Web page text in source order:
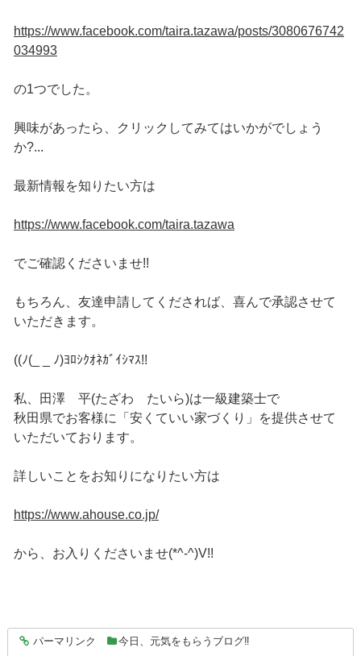
https://www.facebook.com/taira.tazawa/posts/3080676742
034993
の1つでした。
興味があったら、クリックしてみてはいかがでしょう
か?...
最新情報を知りたい方は
https://www.facebook.com/taira.tazawa
でご確認くださいませ!!
もちろん、友達申請してくだされば、喜んで承認させて
いただきます。
((ﾉ(_ _ ﾉ)ﾖﾛｼｸｵﾈｶﾞｲｼﾏｽ!!
私、田澤 平(たざわ たいら)は一級建築士で
秋田県でお客様に「安くていい家づくり」を提供させて
いただいております。
詳しいことをお知りになりたい方は
https://www.ahouse.co.jp/
から、お入りくださいませ(*^-^)V!!
entry6964
パーマリンク 今日、元気をもらうブログ‼